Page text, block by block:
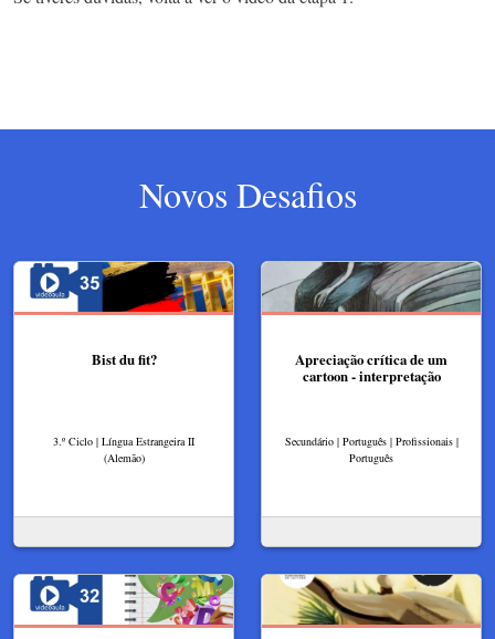
Novos Desafios
Bist du fit?
3.º Ciclo | Língua Estrangeira II
(Alemão)
Apreciação crítica de um
cartoon - interpretação
Secundário | Português | Profissionais |
Português